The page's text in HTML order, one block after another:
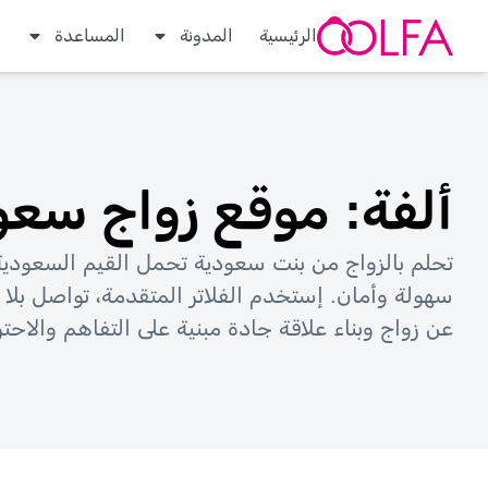
الرئيسية المدونة المساعدة
ألفة: موقع زواج
تحلم بالزواج من بنت سعودية تحمل القيم
سهولة وأمان. إستخدم الفلاتر المتقدمة، تواصل
عن زواج وبناء علاقة جادة مبنية على التفاهم